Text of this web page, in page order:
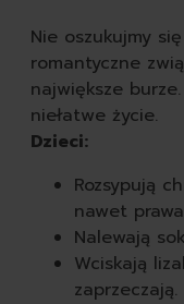
Nie oszukujmy
romantyczne
największe
niełatwe życie.
Dzieci:
Rozsypują
nawet
Nalewają
Wciskają
zaprzeczają.